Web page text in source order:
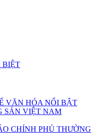
BIỆT
VĂN HÓA NỔI BẬT
SẢN VIỆT NAM
CHÍNH PHỦ THƯỜNG